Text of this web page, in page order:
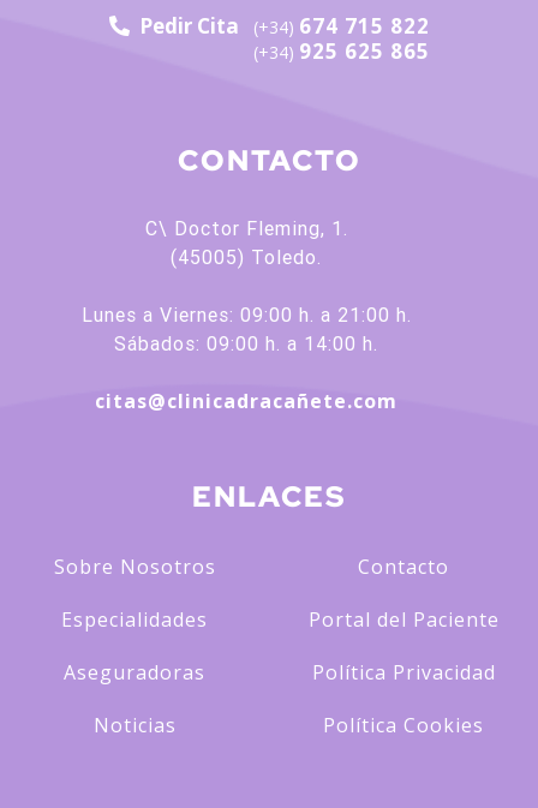
Pedir Cita (+34) 674 715 822
(+34) 925 625 865
CONTACTO
C\ Doctor Fleming, 1.
(45005) Toledo.
Lunes a Viernes: 09:00 h. a 21:00 h.
Sábados: 09:00 h. a 14:00 h.
citas@clinicadracañete.com
ENLACES
Sobre Nosotros
Especialidades
Aseguradoras
Noticias
Contacto
Portal del Paciente
Política Privacidad
Política Cookies